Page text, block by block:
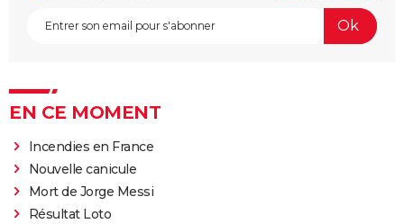
EN CE MOMENT
Incendies en France
Nouvelle canicule
Mort de Jorge Messi
Résultat Loto